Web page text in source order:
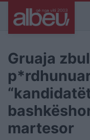
Gruaja
martesor